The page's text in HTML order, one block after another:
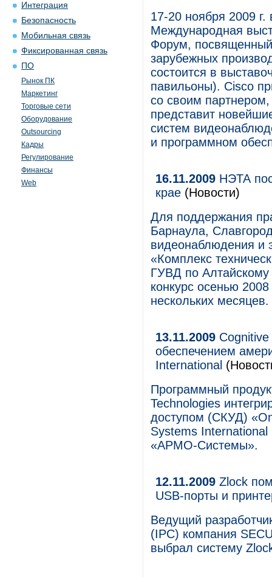
Интеграция
Безопасность
Мобильная связь
Фиксированная связь
ПО
Рынок ПК
Маркетинг
Торговые сети
Оборудование
Outsourcing
Кадры
Регулирование
Финансы
Web
17-20 ноября 2009 г.
Международная
Форум,
зарубежных
состоится в
павильоны). Cisco
со своим
представит
систем
и программном
16.11.2009 НЭТА
крае (Новости)
Для поддержания
Барнаула,
видеонаблюдения и
«Комплекс
ГУВД по
конкурс осенью
нескольких месяцев.
13.11.2009
обеспечением
International
Программный
Technologies
доступом (СКУД)
Systems
«АРМО-Системы».
12.11.2009 Zlock
USB-порты и
Ведущий
(IPC) компания
выбрал систему